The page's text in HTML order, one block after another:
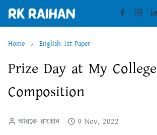
Home English 1st Paper
Prize Day at My College
Composition
আরকে রায়হান 9 Nov, 2022